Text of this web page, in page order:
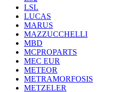
LSL
LUCAS
MARUS
MAZZUCCHELLI
MBD
MCPROPARTS
MEC EUR
METEOR
METRAMORFOSIS
METZELER